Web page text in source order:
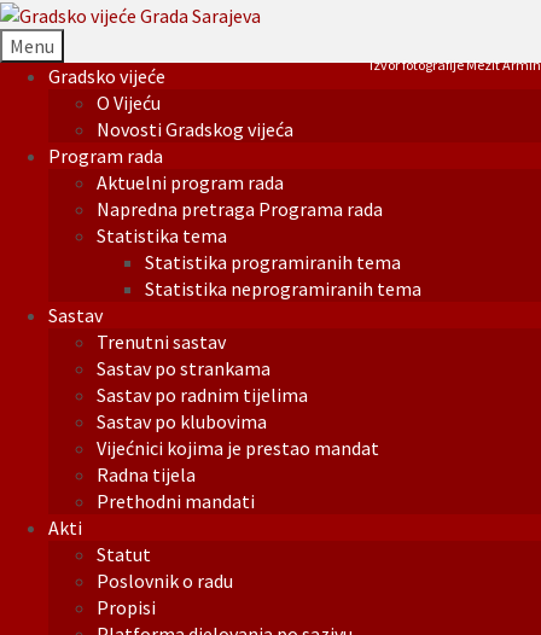
Menu
Gradsko vijeće
O Vijeću
Novosti Gradskog vijeća
Program rada
Aktuelni program rada
Napredna pretraga Programa rada
Statistika tema
Statistika programiranih tema
Statistika neprogramiranih tema
Sastav
Trenutni sastav
Sastav po strankama
Sastav po radnim tijelima
Sastav po klubovima
Vijećnici kojima je prestao mandat
Radna tijela
Prethodni mandati
Akti
Statut
Poslovnik o radu
Propisi
Izvor fotografije Mezit Armin